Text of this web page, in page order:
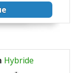
Hybride